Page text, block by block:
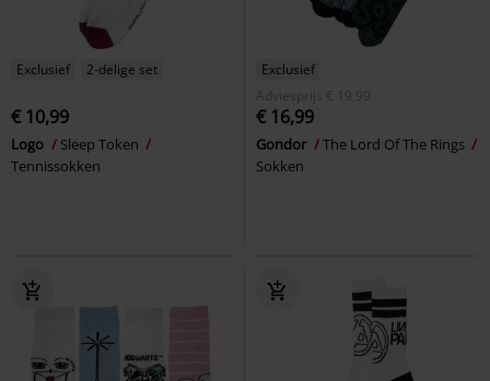
Exclusief 2-delige set
€ 10,99
Logo
Sleep Token
Tennissokken
Exclusief
Adviesprijs
€ 19,99
€ 16,99
Gondor
The Lord Of The Rings
Sokken